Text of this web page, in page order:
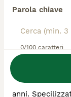
Parola chiave
0/100 caratteri
Istruttore
anni.